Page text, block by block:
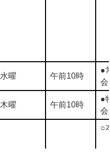
水曜 午前10時
●
会
木曜 午前10時
●
会
○